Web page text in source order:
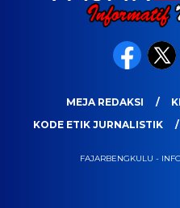
MEJA REDAKSI
KODE ETIK JURNALISTIK
FAJARBENGKULU -